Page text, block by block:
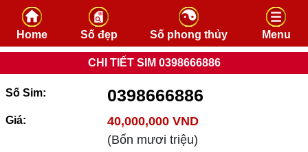
Skip to content
Home Số đẹp Số phong thủy Menu
CHI TIẾT SIM 0398666886
Số Sim: 0398666886
Giá:
40,000,000 VND
(Bốn mươi triệu)